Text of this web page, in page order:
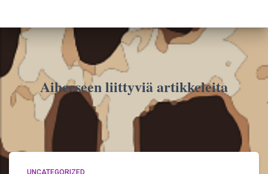
Aiheeseen liittyviä artikkeleita
UNCATEGORIZED